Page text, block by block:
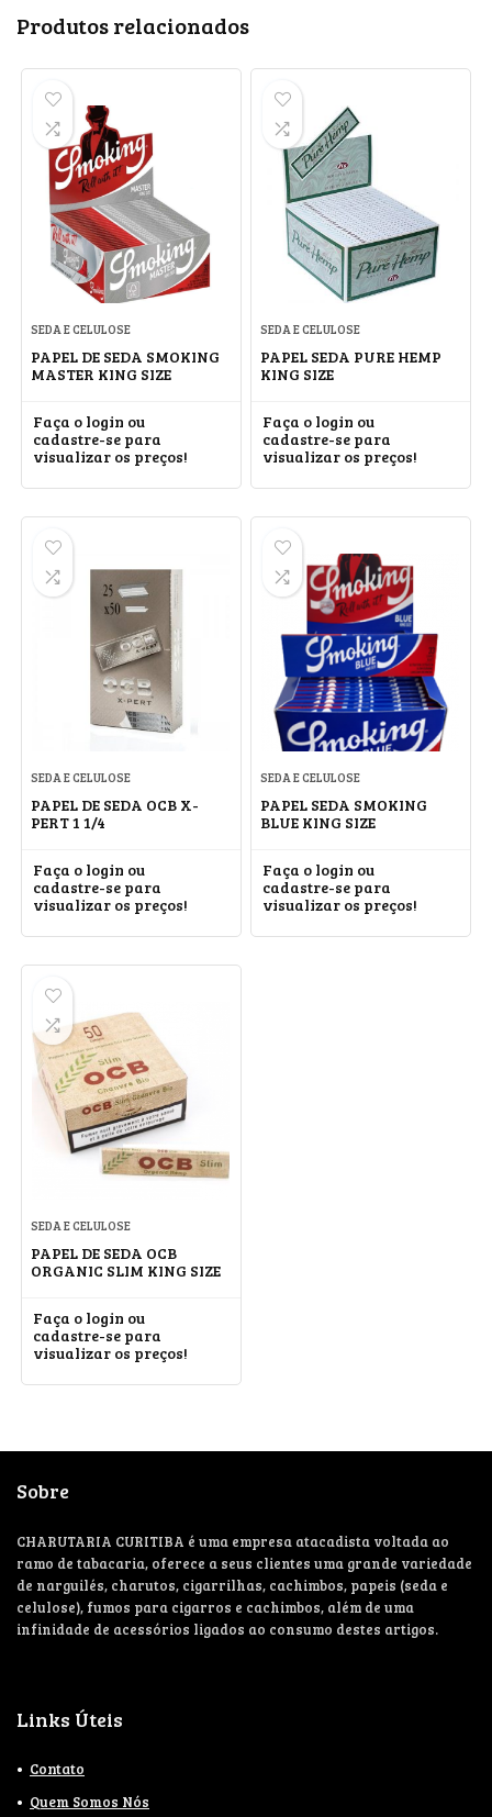
Produtos relacionados
SEDA E CELULOSE
PAPEL DE SEDA SMOKING
MASTER KING SIZE
Faça o login ou
cadastre-se para
visualizar os preços!
SEDA E CELULOSE
PAPEL SEDA PURE HEMP
KING SIZE
Faça o login ou
cadastre-se para
visualizar os preços!
SEDA E CELULOSE
PAPEL DE SEDA OCB X-
PERT 1 1/4
Faça o login ou
cadastre-se para
visualizar os preços!
SEDA E CELULOSE
PAPEL SEDA SMOKING
BLUE KING SIZE
Faça o login ou
cadastre-se para
visualizar os preços!
SEDA E CELULOSE
PAPEL DE SEDA OCB
ORGANIC SLIM KING SIZE
Faça o login ou
cadastre-se para
visualizar os preços!
Sobre
CHARUTARIA CURITIBA é uma empresa atacadista voltada ao
ramo de tabacaria, oferece a seus clientes uma grande variedade
de narguilés, charutos, cigarrilhas, cachimbos, papeis (seda e
celulose), fumos para cigarros e cachimbos, além de uma
infinidade de acessórios ligados ao consumo destes artigos.
Links Úteis
Contato
Quem Somos Nós